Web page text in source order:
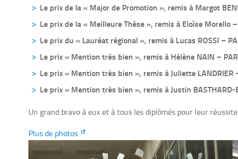
Le prix de la « Major de Promotion », remis à Margot
Le prix de la « Meilleure Thèse », remis à Eloïse Morello –
Le prix du « Lauréat régional », remis à Lucas ROSSI –
Le prix « Mention très bien », remis à Hélène NAIN –
Le prix « Mention très bien », remis à Juliette LANDRIER
Le prix « Mention très bien », remis à Justin BASTHARD-
Un grand bravo à eux et à tous les diplômés pour leur
Plus de photos